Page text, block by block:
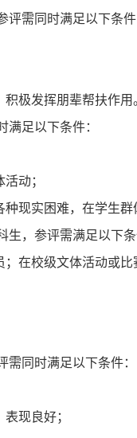
需同时满足以下条件
极发挥朋辈帮扶作用
足以下条件：
动；
现实困难，在学生群
，参评需满足以下条
在校级文体活动或
同时满足以下条件：
现良好；